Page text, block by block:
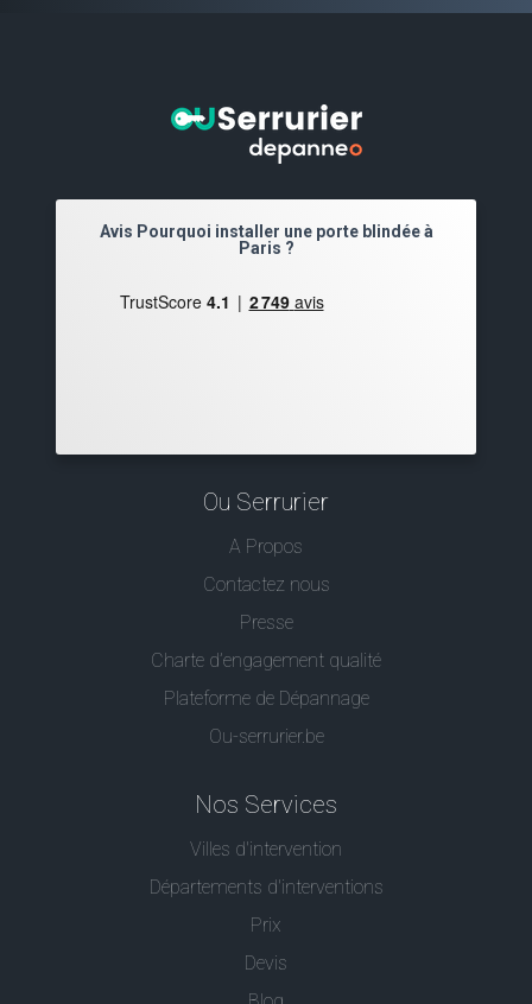
Avis Pourquoi installer une porte blindée à
Paris ?
Ou Serrurier
A Propos
Contactez nous
Presse
Charte d’engagement qualité
Plateforme de Dépannage
Ou-serrurier.be
Nos Services
Villes d'intervention
Départements d'interventions
Prix
Devis